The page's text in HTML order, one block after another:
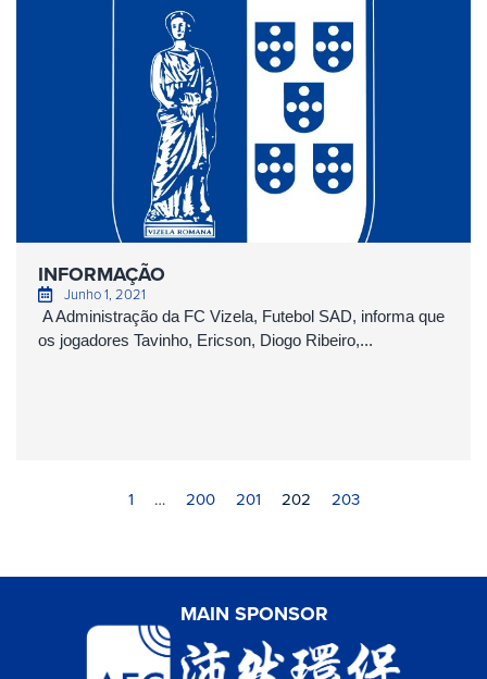
INFORMAÇÃO
Junho 1, 2021
A Administração da FC Vizela, Futebol SAD, informa que
os jogadores Tavinho, Ericson, Diogo Ribeiro,...
1 … 200 201 202 203
MAIN SPONSOR